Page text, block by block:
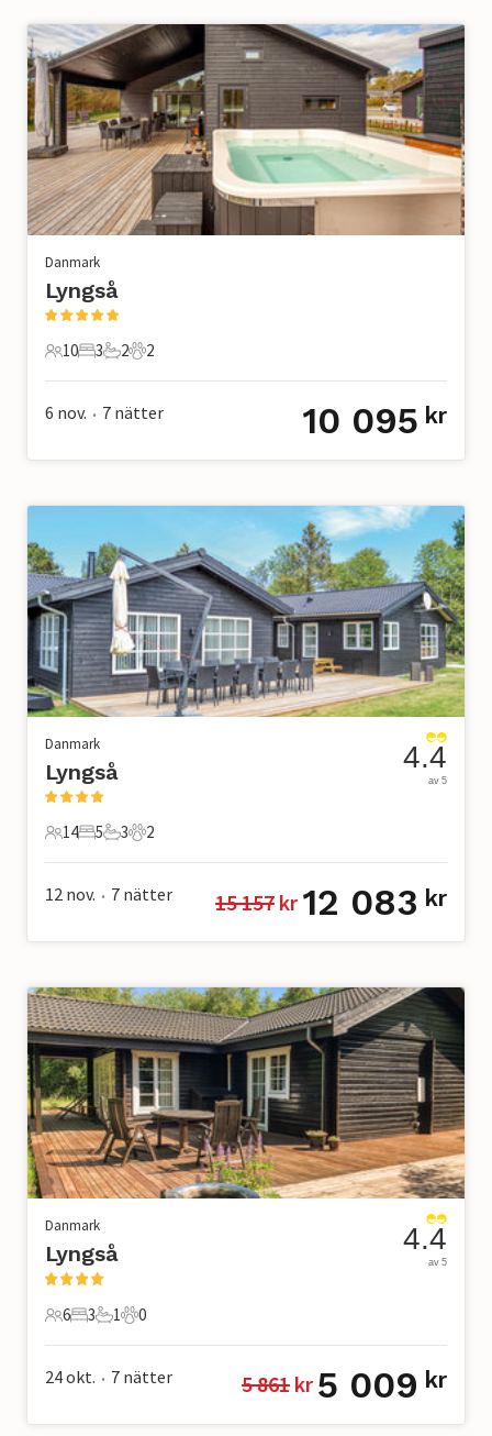
Danmark
Lyngså
10 Gäster
10
3 Sovrum
3
2 Badrum
2
2 Husdjur
2
6 nov. • 7 nätter 10 095 kr
Danmark
Lyngså
14 Gäster
14
5 Sovrum
5
3 Badrum
3
2 Husdjur
2
4.4
av 5
12 nov. • 7 nätter 15 157 kr 12 083 kr
Danmark
Lyngså
6 Gäster
6
3 Sovrum
3
1 Badrum
1
0 Husdjur
0
4.4
av 5
24 okt. • 7 nätter 5 861 kr 5 009 kr